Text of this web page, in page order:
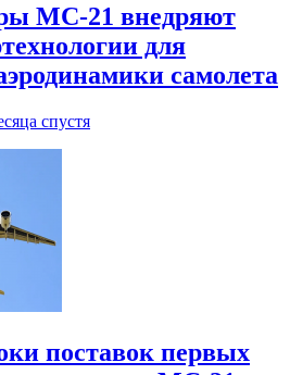
МС-21 внедряют
для
самолета
спустя
поставок первых